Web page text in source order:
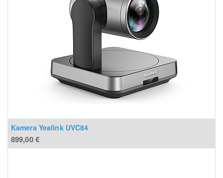
Kamera Yealink UVC84
899,00€